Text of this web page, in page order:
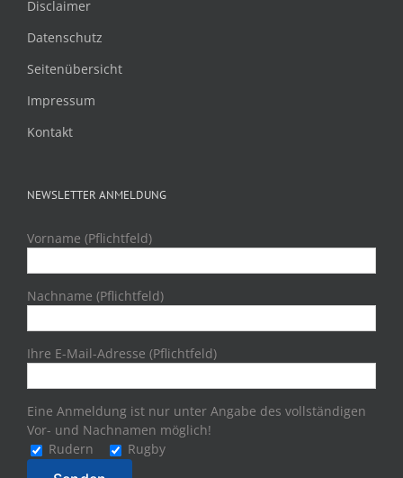
Disclaimer
Datenschutz
Seitenübersicht
Impressum
Kontakt
NEWSLETTER ANMELDUNG
Vorname (Pflichtfeld)
Nachname (Pflichtfeld)
Ihre E-Mail-Adresse (Pflichtfeld)
Eine Anmeldung ist nur unter Angabe des vollständigen
Vor- und Nachnamen möglich!
Rudern
Rugby